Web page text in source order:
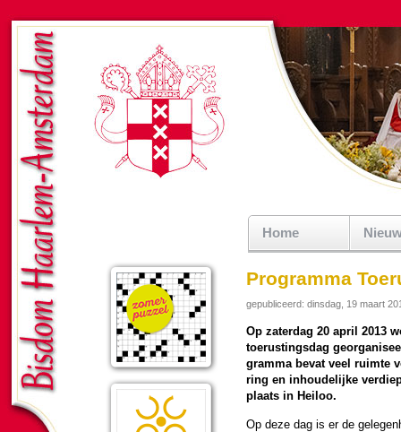
Home
Programma
gepubliceerd: dinsdag, 19 maart
Op zater­dag 20 april 2013
toerus­tings­dag
gram­ma bevat veel ruimte
ring en inhou­de­lijke
plaats in Heiloo.
Op deze dag is er de